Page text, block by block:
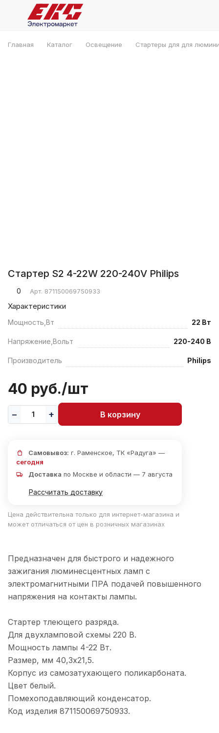
Главная Каталог Освещение Стартеры для для
Стартер S2 4-22W 220-240V Philips
0 Арт. 871150069750933
Характеристики
Мощность,Вт 22 Вт
Напряжение,Вольт 220-240 В
Производитель Philips
40 руб./шт
В корзину
Самовывоз: г. Раменское, ТК «Радуга» —
сегодня
Доставка по Москве и области — 7 августа
Рассчитать доставку
Цена действительна только для интернет-магазина и
может отличаться от цен в розничных магазинах
Предназначен для быстрого и надежного
зажигания люминесцентных ламп с
электромагнитными ПРА подачей повышенного
напряжения на контакты лампы.
Стартер тлеющего разряда.
Для двухламповой схемы 220 В.
Мощность лампы 4-22 Вт.
Размер, мм 40,3х21,5.
Корпус из самозатухающего поликарбоната.
Цвет белый.
Помехоподавляющий конденсатор.
Код изделия 871150069750933.